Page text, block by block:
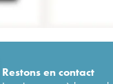
Restons encontact